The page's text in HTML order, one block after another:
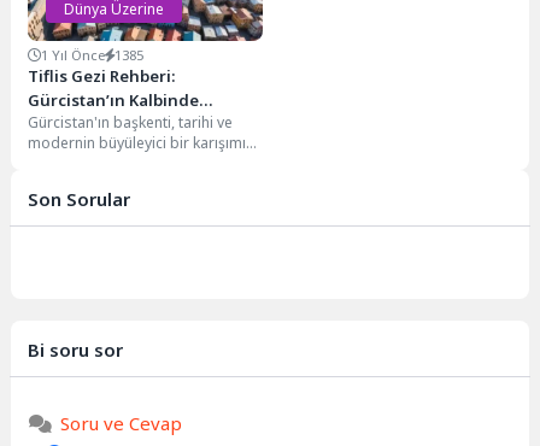
Dünya Üzerine
1 Yıl Önce 1385
Tiflis Gezi Rehberi:
Gürcistan’ın Kalbinde
Unutulmaz Bir Keşif
Gürcistan'ın başkenti, tarihi ve
modernin büyüleyici bir karışımını
Son Sorular
Bi soru sor
Soru ve Cevap